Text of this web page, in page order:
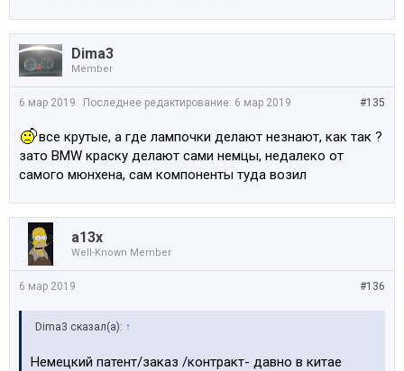
Dima3
Member
#135
6 мар 2019 Последнее редактирование: 6 мар 2019
все крутые, а где лампочки делают незнают, как так ?
зато BMW краску делают сами немцы, недалеко от
самого мюнхена, сам компоненты туда возил
a13x
Well-Known Member
#136
6 мар 2019
Dima3 сказал(а): ↑
Немецкий патент/заказ /контракт- давно в китае